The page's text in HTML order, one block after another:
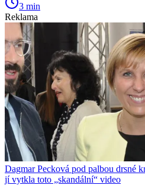
3 min
Reklama
Dagmar Pecková pod palbou drsné
jí vytkla toto „skandální“ video